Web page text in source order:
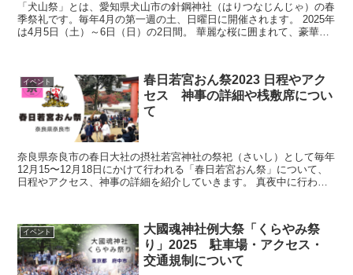
「犬山祭」とは、愛知県犬山市の針鋼神社（はりつなじんじゃ）の春
季祭礼です。毎年4月の第一週の土、日曜日に開催されます。 2025年
は4月5日（土）～6日（日）の2日間。 華麗な桜に囲まれて、豪華絢
イベント
春日若宮おん祭2023 日程やアク
セス 神事の詳細や桟敷席につい
て
奈良県奈良市の春日大社の摂社若宮神社の祭祀（さいし）として毎年
12月15〜12月18日にかけて行われる「春日若宮おん祭」について、
日程やアクセス、神事の詳細を紹介していきます。 真夜中に行われ
イベント
大國魂神社例大祭「くらやみ祭
り」2025 駐車場・アクセス・
交通規制について